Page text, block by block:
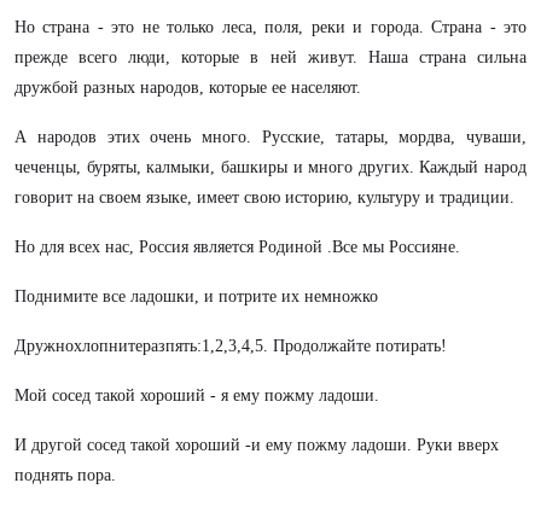
Но страна - это не только леса, поля, реки и города. Страна - это
прежде всего люди, которые в ней живут. Наша страна сильна
дружбой разных народов, которые ее населяют.
А народов этих очень много. Русские, татары, мордва, чуваши,
чеченцы, буряты, калмыки, башкиры и много других. Каждый народ
говорит на своем языке, имеет свою историю, культуру и традиции.
Но для всех нас, Россия является Родиной .Все мы Россияне.
Поднимите все ладошки, и потрите их немножко
Дружнохлопнитеразпять:1,2,3,4,5. Продолжайте потирать!
Мой сосед такой хороший - я ему пожму ладоши.
И другой сосед такой хороший -и ему пожму ладоши. Руки вверх
поднять пора.